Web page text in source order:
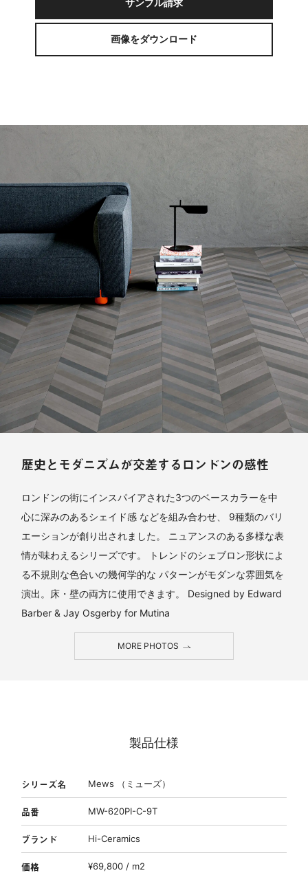
サンプル請求
画像をダウンロード
歴史とモダニズムが交差するロンドンの感性
ロンドンの街にインスパイアされた3つのベースカラーを中
心に深みのあるシェイド感 などを組み合わせ、 9種類のバリ
エーションが創り出されました。 ニュアンスのある多様な表
情が味わえるシリーズです。 トレンドのシェブロン形状によ
る不規則な色合いの幾何学的な パターンがモダンな雰囲気を
演出。床・壁の両方に使用できます。 Designed by Edward
Barber & Jay Osgerby for Mutina
MORE PHOTOS
製品仕様
シリーズ名 Mews （ミューズ）
品番 MW-620PI-C-9T
ブランド Hi-Ceramics
価格 ¥69,800 / m2